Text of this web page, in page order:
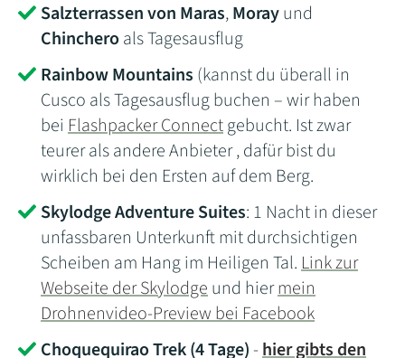
Salzterrassen von Maras,Morayund
Chincheroals Tagesausflug
Rainbow Mountains (kannst du überall in
Cusco als Tagesausflug buchen – wir haben
bei Flashpacker Connectgebucht. Ist zwar
teurer als andere Anbieter , dafür bist du
wirklich bei den Ersten auf dem Berg.
Skylodge Adventure Suites: 1 Nacht in dieser
unfassbaren Unterkunft mit durchsichtigen
Scheiben am Hang im Heiligen Tal.Link zur
Webseite der Skylodgeund hiermein
Drohnenvideo-Preview bei Facebook
Choquequirao Trek (4 Tage) -hier gibts den